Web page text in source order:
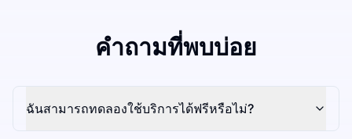
คำถามที่พบบ่อย
ฉันสามารถทดลองใช้บริการได้ฟรีหรือไม่?